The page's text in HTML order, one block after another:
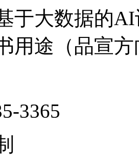
于大数据的
用途（品宣
3365